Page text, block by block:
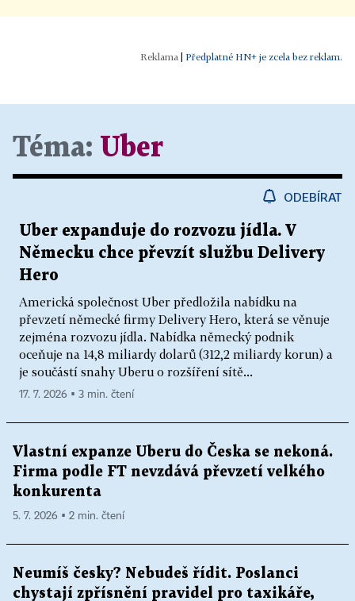
Předplatné HN+ je zcela bez reklam.
Téma: Uber
ODEBÍRAT
Uber expanduje do rozvozu jídla. V
Německu chce převzít službu Delivery
Hero
Americká společnost Uber předložila nabídku na
převzetí německé firmy Delivery Hero, která se věnuje
zejména rozvozu jídla. Nabídka německý podnik
oceňuje na 14,8 miliardy dolarů (312,2 miliardy korun) a
je součástí snahy Uberu o rozšíření sítě...
17. 7. 2026 ▪ 3 min. čtení
Vlastní expanze Uberu do Česka se nekoná.
Firma podle FT nevzdává převzetí velkého
konkurenta
5. 7. 2026 ▪ 2 min. čtení
Neumíš česky? Nebudeš řídit. Poslanci
chystají zpřísnění pravidel pro taxikáře,